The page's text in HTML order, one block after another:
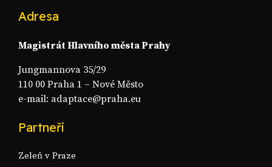
Adresa
Magistrát Hlavního města Prahy
Jungmannova 35/29
110 00 Praha 1 – Nové Město
e-mail: adaptace@praha.eu
Partneři
Zeleň v Praze